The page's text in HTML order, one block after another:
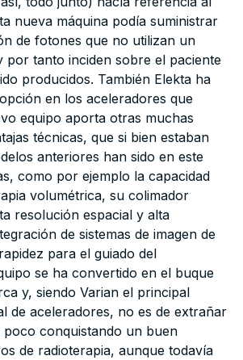
nueva máquina podía suministrar
de fotones que no utilizan un
por tanto inciden sobre el paciente
producidos. También Elekta ha
en los aceleradores que
equipo aporta otras muchas
técnicas, que si bien estaban
anteriores han sido en este
como por ejemplo la capacidad
volumétrica, su colimador
resolución espacial y alta
de sistemas de imagen de
para el guiado del
se ha convertido en el buque
y, siendo Varian el principal
de aceleradores, no es de extrañar
conquistando un buen
de radioterapia, aunque todavía